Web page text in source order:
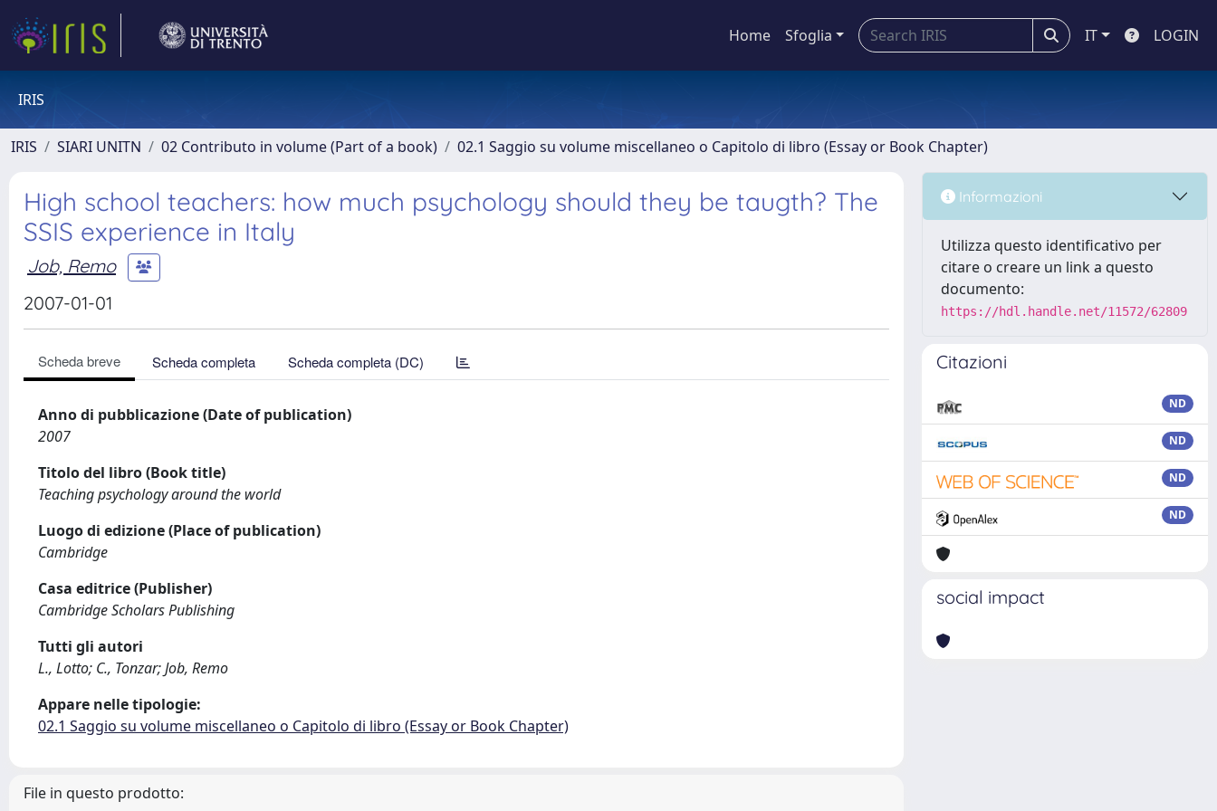
Home Sfoglia IT LOGIN
IRIS
IRIS SIARI UNITN 02 Contributo in volume (Part of a book) 02.1 Saggio su volume miscellaneo o Capitolo di libro (Essay or Book Chapter)
High school teachers: how much psychology should they be taugth? The
SSIS experience in Italy
Job, Remo
2007-01-01
Scheda breve Scheda completa Scheda completa (DC)
Anno di pubblicazione (Date of publication)
2007
Titolo del libro (Book title)
Teaching psychology around the world
Luogo di edizione (Place of publication)
Cambridge
Casa editrice (Publisher)
Cambridge Scholars Publishing
Tutti gli autori
L., Lotto; C., Tonzar; Job, Remo
Appare nelle tipologie:
02.1 Saggio su volume miscellaneo o Capitolo di libro (Essay or Book Chapter)
File in questo prodotto:
Informazioni
Utilizza questo identificativo per
citare o creare un link a questo
documento:
https://hdl.handle.net/11572/62809
Citazioni
ND
ND
ND
ND
social impact